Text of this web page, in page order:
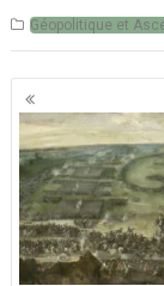
Géopolitique et
Navigation
des
articles